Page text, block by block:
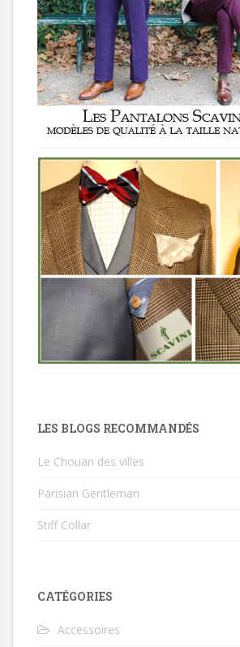
LES BLOGS RECOMMANDÉS
Le Chouan des villes
Parisian Gentleman
Stiff Collar
CATÉGORIES
Accessoires